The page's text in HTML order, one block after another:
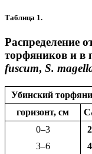
Таблица 1.
Распределение
торфяников и в
fuscum, S.
Убинский
горизонт, см
0–3
3–6